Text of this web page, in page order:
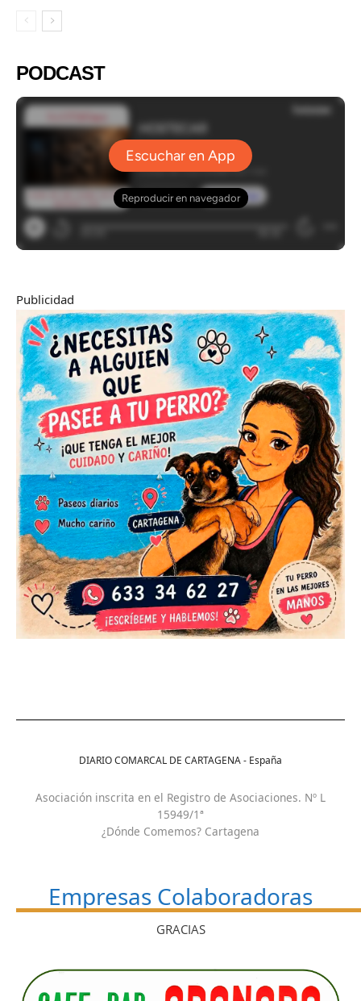
PODCAST
Publicidad
DIARIO COMARCAL DE CARTAGENA - España
Asociación inscrita en el Registro de Asociaciones. Nº L
15949/1ª
¿Dónde Comemos? Cartagena
Empresas Colaboradoras
GRACIAS